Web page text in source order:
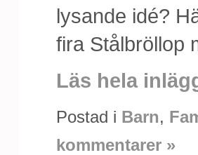
lysande idé?
fira Stålbröllop
Läs hela
Postad i Barn,
kommentarer »